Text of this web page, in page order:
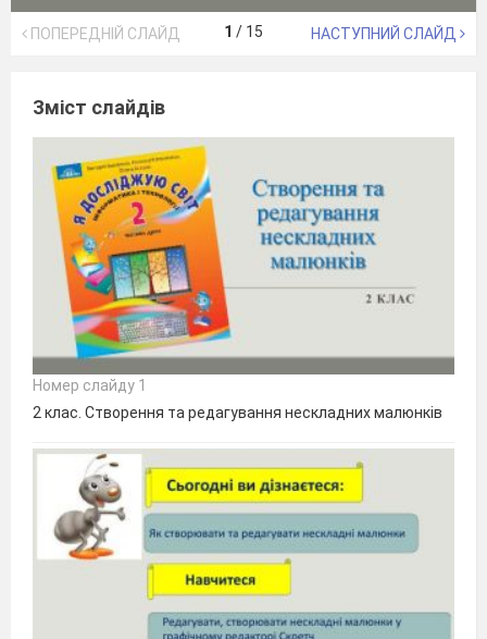
ПОПЕРЕДНІЙ СЛАЙД 1 / 15 НАСТУПНИЙ СЛАЙД
Зміст слайдів
Номер слайду 1
2 клас. Створення та редагування нескладних малюнків